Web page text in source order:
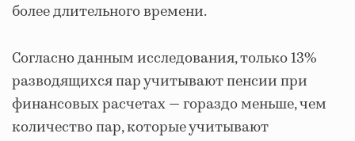
более длительного времени.
Согласно данным исследования, только 13%
разводящихся пар учитывают пенсии при
финансовых расчетах — гораздо меньше, чем
количество пар, которые учитывают